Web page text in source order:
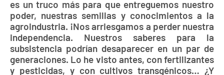
es un truco más para que entreguemos nuestro
poder, nuestras semillas y conocimientos a la
agroindustria. ¡Nos arriesgamos a perder nuestra
independencia. Nuestros saberes para la
subsistencia podrían desaparecer en un par de
generaciones. Lo he visto antes, con fertilizantes
y pesticidas, y con cultivos transgénicos… ¿Y